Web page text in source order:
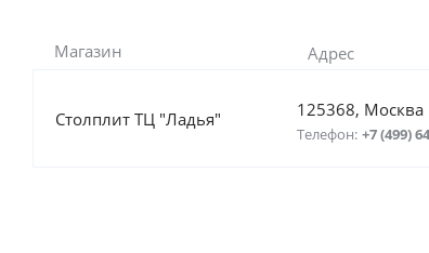
Магазин Адрес
Столплит ТЦ "Ладья" 125368,
Телефон: +7 (499)